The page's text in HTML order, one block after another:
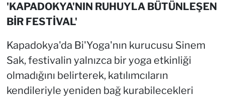
'KAPADOKYA'NIN RUHUYLA BÜTÜNLEŞEN
BİR FESTİVAL'
Kapadokya'da Bi'Yoga'nın kurucusu Sinem
Sak, festivalin yalnızca bir yoga etkinliği
olmadığını belirterek, katılımcıların
kendileriyle yeniden bağ kurabilecekleri